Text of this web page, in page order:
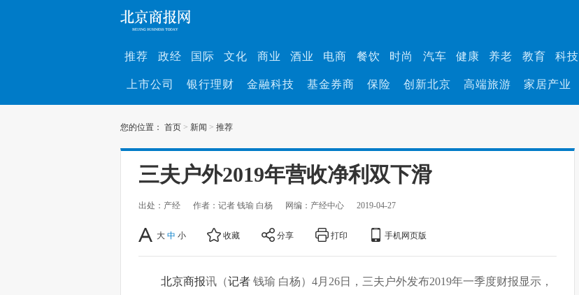
推荐 政经 国际 文化 商业 酒业 电商 餐饮 时尚 汽车 健康 养老 教育 科技
上市公司 银行理财 金融科技 基金券商 保险 创新北京 高端旅游 家居产业
您的位置： 首页 > 新闻 > 推荐
三夫户外2019年营收净利双下滑
出处：产经 作者：记者 钱瑜 白杨 网编：产经中心 2019-04-27
大 中 小 收藏 分享 打印 手机网页版
北京商报讯（记者 钱瑜 白杨）4月26日，三夫户外发布2019年一季度财报显示，